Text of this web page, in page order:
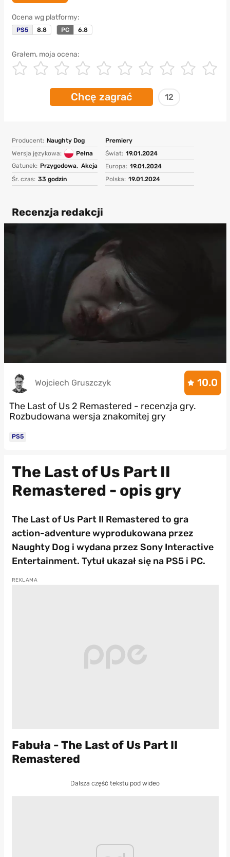
Ocena wg platformy:
PS5 8.8 PC 6.8
Grałem, moja ocena:
Chcę zagrać 12
Producent: Naughty Dog
Wersja językowa:
Pełna
Gatunek: Przygodowa, Akcja
Śr. czas: 33 godzin
Premiery
Świat: 19.01.2024
Europa: 19.01.2024
Polska: 19.01.2024
Recenzja redakcji
Wojciech Gruszczyk 10.0
The Last of Us 2 Remastered - recenzja gry.
Rozbudowana wersja znakomitej gry
PS5
The Last of Us Part II
Remastered - opis gry
The Last of Us Part II Remastered to gra
action-adventure wyprodukowana przez
Naughty Dog i wydana przez Sony Interactive
Entertainment. Tytuł ukazał się na PS5 i PC.
Fabuła - The Last of Us Part II
Remastered
Dalsza część tekstu pod wideo